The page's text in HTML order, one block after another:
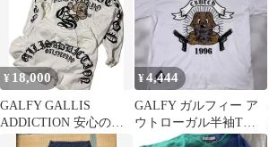
¥ 18,000
GALFY GALLIS
ADDICTION 安心の背
中ロゴ セットアップ 中
¥4,444
GALFY ガルフィー ア
ウトローガル半袖Tシ
ャツ 白 XL